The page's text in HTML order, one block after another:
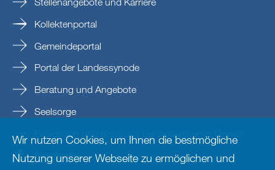
Kollektenportal
Gemeindeportal
Portal der Landessynode
Beratung und Angebote
Seelsorge
Prävention und Beratung bei sexualisierter Gewalt
Nordkirche
Wir nutzen Cookies, um Ihnen die bestmögliche
Nutzung unserer Webseite zu ermöglichen und